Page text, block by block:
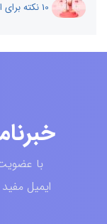
با
ایمیل